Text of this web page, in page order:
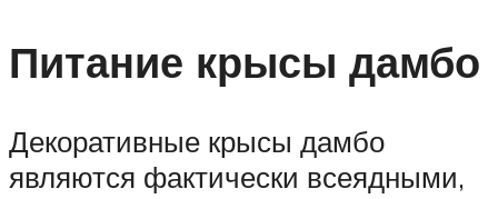
Питание крысы дамбо
Декоративные крысы дамбо
являются фактически всеядными,